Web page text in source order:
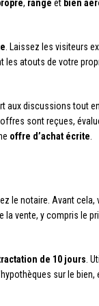
, rangé et bien
. Laissez les visiteurs
les atouts de votre
aux discussions tout
sont reçues,
offre d’achat écrite
le notaire. Avant cela,
la vente, y compris le
de 10 jours .
sur le